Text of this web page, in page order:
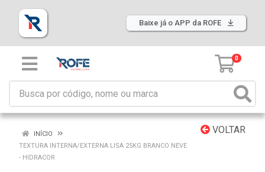
Baixe já o APP da ROFE
0
VOLTAR
INÍCIO
TEXTURA INTERNA/EXTERNA LISA 25KG BRANCO NEVE
- HIDRACOR